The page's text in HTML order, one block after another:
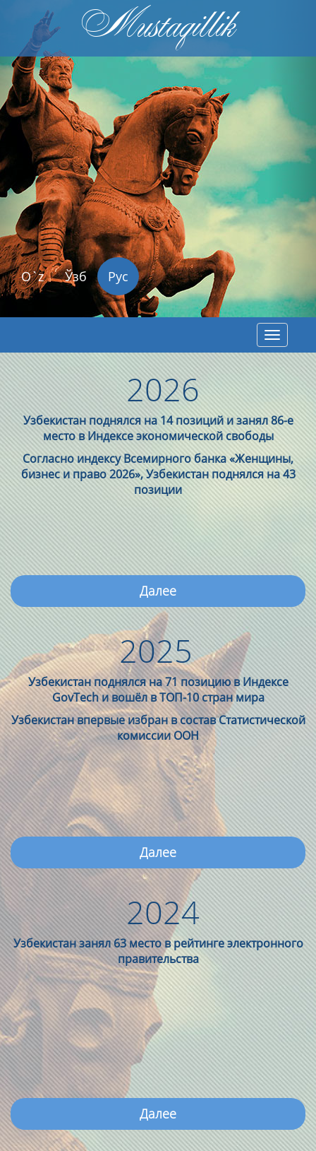
Mustaqillik
Previous
O`z Ўзб Рус
Toggle
2026
Узбекистан поднялся на 14 позиций и занял 86-е
место в Индексе экономической свободы
Согласно индексу Всемирного банка «Женщины,
бизнес и право 2026», Узбекистан поднялся на 43
позиции
Далее
2025
Узбекистан поднялся на 71 позицию в Индексе
GovTech и вошёл в ТОП-10 стран мира
Узбекистан впервые избран в состав Статистической
комиссии ООН
Далее
2024
Узбекистан занял 63 место в рейтинге электронного
правительства
Далее